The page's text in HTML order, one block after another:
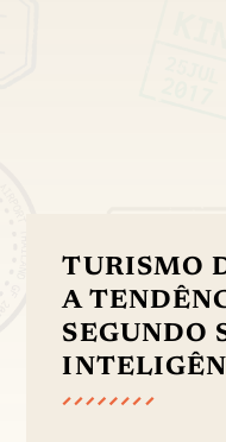
TURISMO
A
SEGUNDO